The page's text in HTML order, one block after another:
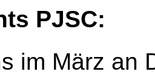
PJSC:
im März an